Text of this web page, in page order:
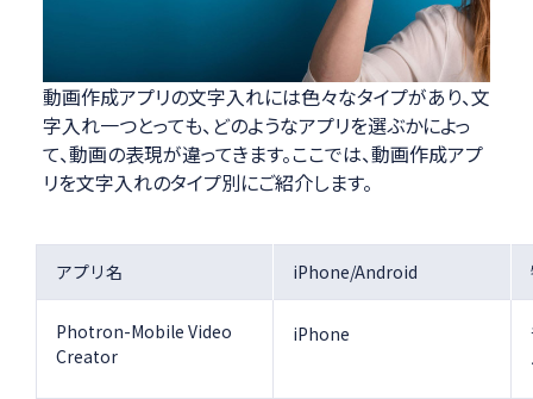
動画作成アプリの文字入れには色々なタイプがあり、文
字入れ一つとっても、どのようなアプリを選ぶかによっ
て、動画の表現が違ってきます。ここでは、動画作成アプ
リを文字入れのタイプ別にご紹介します。
アプリ名 iPhone/Android
Photron-Mobile Video
Creator
iPhone